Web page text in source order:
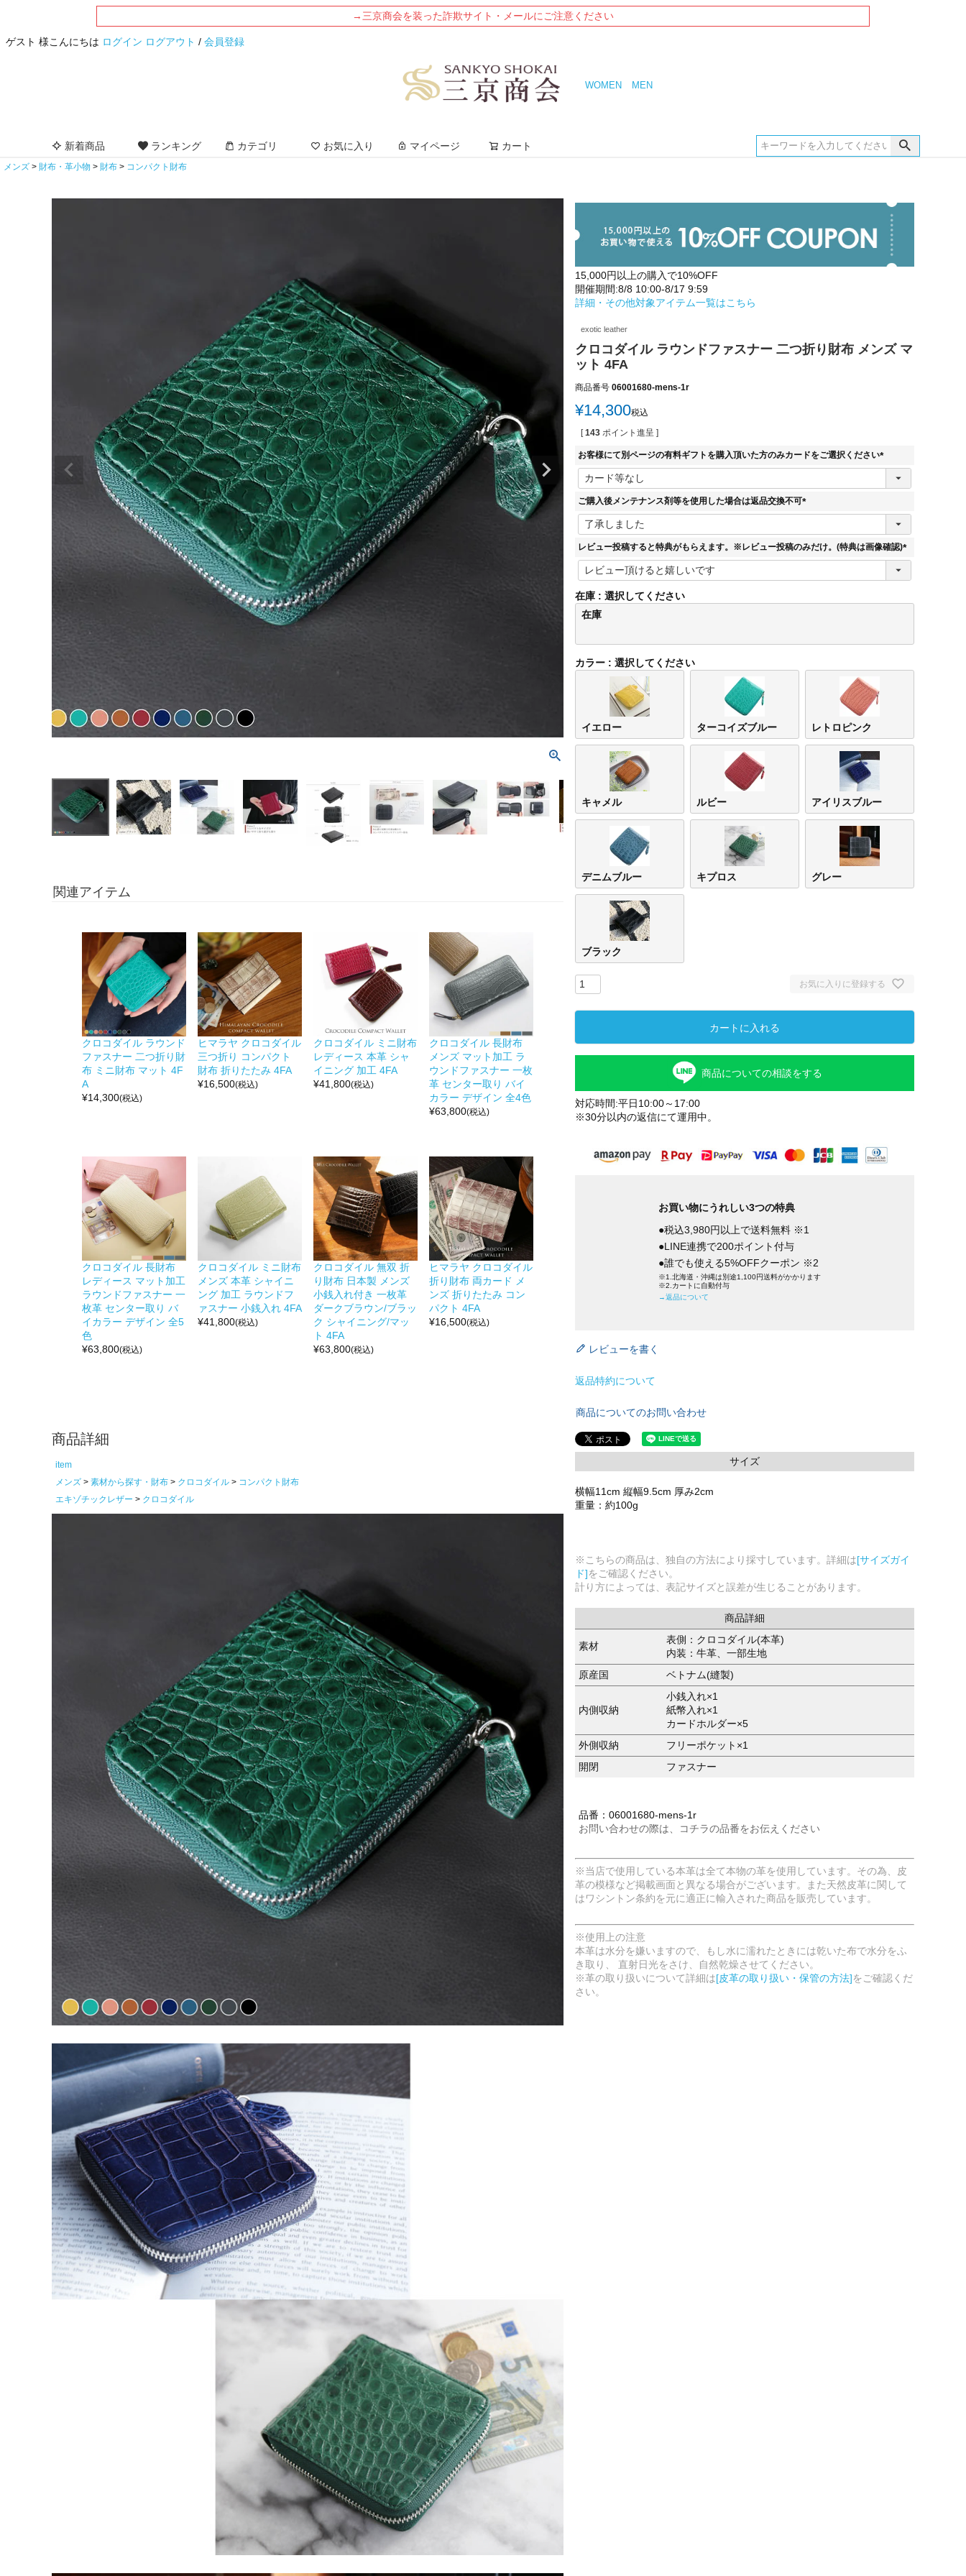
→三京商会を装った詐欺サイト・メールにご注意ください
ゲスト 様こんにちは ログイン ログアウト / 会員登録
WOMEN MEN
新着商品 ランキング カテゴリ お気に入り マイページ カート
メンズ 財布・革小物 財布 コンパクト財布
関連アイテム
クロコダイル ラウンド
ファスナー 二つ折り財
布 ミニ財布 マット 4F
A
¥14,300(税込)
ヒマラヤ クロコダイル
三つ折り コンパクト
財布 折りたたみ 4FA
¥16,500(税込)
クロコダイル ミニ財布
レディース 本革 シャ
イニング 加工 4FA
¥41,800(税込)
クロコダイル 長財布
メンズ マット加工 ラ
ウンドファスナー 一枚
革 センター取り バイ
カラー デザイン 全4色
¥63,800(税込)
クロコダイル 長財布
レディース マット加工
ラウンドファスナー 一
枚革 センター取り バ
イカラー デザイン 全5
色
¥63,800(税込)
クロコダイル ミニ財布
メンズ 本革 シャイニ
ング 加工 ラウンドフ
ァスナー 小銭入れ 4FA
¥41,800(税込)
クロコダイル 無双 折
り財布 日本製 メンズ
小銭入れ付き 一枚革
ダークブラウン/ブラッ
ク シャイニング/マッ
ト 4FA
¥63,800(税込)
ヒマラヤ クロコダイル
折り財布 両カード メ
ンズ 折りたたみ コン
パクト 4FA
¥16,500(税込)
商品詳細
item
メンズ
素材から探す・財布 クロコダイル
コンパクト財布
エキゾチックレザー
クロコダイル
15,000円以上の購入で10%OFF
開催期間:8/8 10:00-8/17 9:59
詳細・その他対象アイテム一覧はこちら
exotic leather
クロコダイル ラウンドファスナー 二つ折り財布 メンズ マ
ット 4FA
商品番号 06001680-mens-1r
¥14,300税込
[ 143 ポイント進呈 ]
お客様にて別ページの有料ギフトを購入頂いた方のみカードをご選択ください
(
ご購入後メンテナンス剤等を使用した場合は返品交換不可
(
須
レビュー投稿すると特典がもらえます。※レビュー投稿のみだけ。(特典は画像確認)
(
)
在庫
選択してください
在庫
カラー 選択してください
イエロー ターコイズブルー レトロピンク
キャメル ルビー アイリスブルー
デニムブルー キプロス グレー
ブラック
お気に入りに登録する
カートに入れる
商品についての相談をする
対応時間:平日10:00～17:00
※30分以内の返信にて運用中。
お買い物にうれしい3つの特典
●税込3,980円以上で送料無料 ※1
●LINE連携で200ポイント付与
●誰でも使える5%OFFクーポン ※2
※1.北海道・沖縄は別途1,100円送料がかかります
※2.カートに自動付与
→返品について
レビューを書く
返品特約について
商品についてのお問い合わせ
サイズ
横幅11cm 縦幅9.5cm 厚み2cm
重量：約100g
※こちらの商品は、独自の方法により採寸しています。詳細は[サイズガイ
ド]をご確認ください。
計り方によっては、表記サイズと誤差が生じることがあります。
商品詳細
素材
表側：クロコダイル(本革)
内装：牛革、一部生地
原産国
ベトナム(縫製)
内側収納
小銭入れ×1
紙幣入れ×1
カードホルダー×5
外側収納
フリーポケット×1
開閉
ファスナー
品番：06001680-mens-1r
お問い合わせの際は、コチラの品番をお伝えください
※当店で使用している本革は全て本物の革を使用しています。その為、皮
革の模様など掲載画面と異なる場合がございます。また天然皮革に関して
はワシントン条約を元に適正に輸入された商品を販売しています。
※使用上の注意
本革は水分を嫌いますので、もし水に濡れたときには乾いた布で水分をふ
き取り、 直射日光をさけ、自然乾燥させてください。
※革の取り扱いについて詳細は[皮革の取り扱い・保管の方法]をご確認くだ
さい。